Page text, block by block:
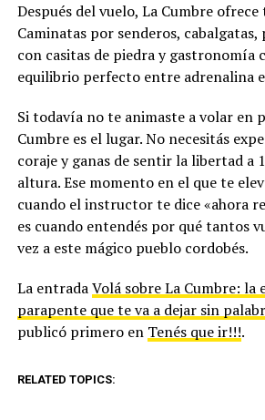
Después del vuelo, La Cumbre
Caminatas por senderos,
con casitas de piedra y gastronomía
equilibrio perfecto entre adrenalina
Si todavía no te animaste a volar en
Cumbre es el lugar. No necesitás
coraje y ganas de sentir la libertad a
altura. Ese momento en el que te
cuando el instructor te dice «ahora
es cuando entendés por qué tantos
vez a este mágico pueblo cordobés.
La entradaVolá sobre La Cumbre: la
parapente que te va a dejar sin
publicó primero en Tenés que ir!!!.
RELATED TOPICS: